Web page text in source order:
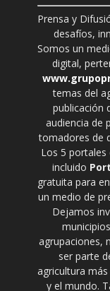
Prensa y
desafíos,
Somos un
digital,
temas del
publicación
audiencia de
tomadores de
Los 5 portales
incluido
gratuita para
un medio de
Dejamos
agrupaciones,
ser parte
agricultura
y el mundo.